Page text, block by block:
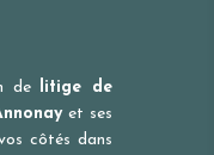
de litige de
et ses
côtés dans